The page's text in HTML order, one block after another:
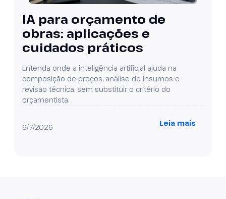
IA para orçamento de
obras: aplicações e
cuidados práticos
Entenda onde a inteligência artificial ajuda na
composição de preços, análise de insumos e
revisão técnica, sem substituir o critério do
orçamentista.
6/7/2026 Leia mais